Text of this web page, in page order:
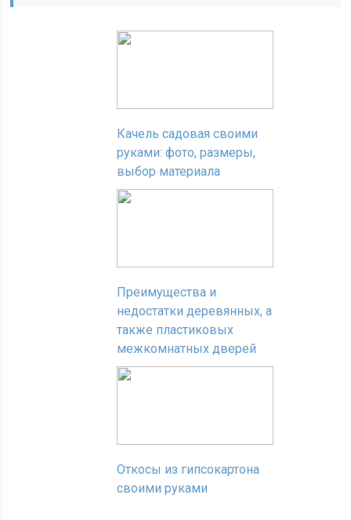
Качель садовая своими
руками: фото, размеры,
выбор материала
Преимущества и
недостатки деревянных, а
также пластиковых
межкомнатных дверей
Откосы из гипсокартона
своими руками